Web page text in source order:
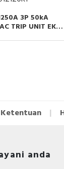
3P 50kA
TRIP UNIT EK-1
anda